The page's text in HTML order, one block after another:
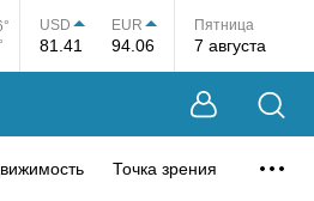
USD
81.41
EUR
94.06
Пятница
7 августа
Точка зрения